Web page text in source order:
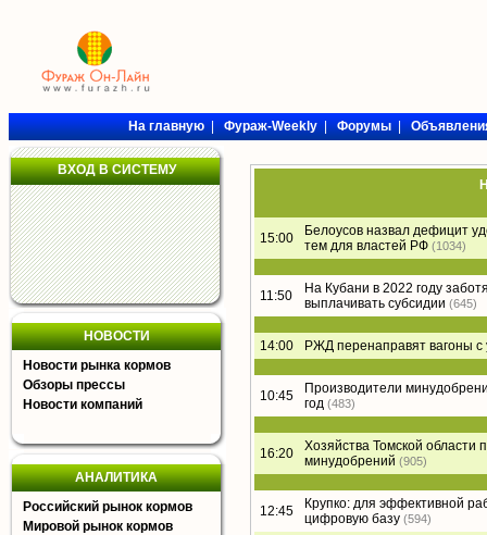
На главную|Фураж-Weekly|Форумы|
ВХОД В СИСТЕМУ
НОВОСТИ
Новости рынка кормов
Обзоры прессы
Новости компаний
АНАЛИТИКА
Российский рынок кормов
Мировой рынок кормов
15:00
Белоусов назвал дефицит
тем для властей РФ (1034)
11:50
На Кубани в 2022 году
выплачивать субсидии (645)
14:00 РЖД перенаправят вагоны с
10:45
Производители
год (483)
16:20
Хозяйства Томской области
минудобрений (905)
12:45
Крупко: для эффективной
цифровую базу (594)